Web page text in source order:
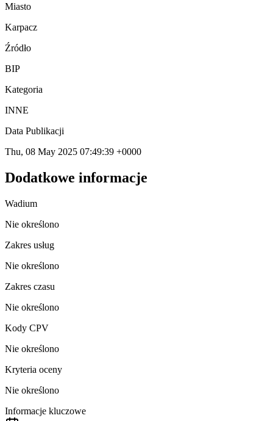
Miasto
Karpacz
Źródło
BIP
Kategoria
INNE
Data Publikacji
Thu, 08 May 2025 07:49:39 +0000
Dodatkowe informacje
Wadium
Nie określono
Zakres usług
Nie określono
Zakres czasu
Nie określono
Kody CPV
Nie określono
Kryteria oceny
Nie określono
Informacje kluczowe